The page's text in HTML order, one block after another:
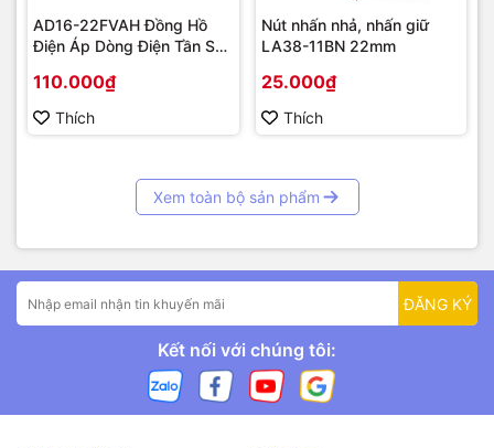
AD16-22FVAH Đồng Hồ
Điện Áp Dòng Điện Tần Số
110.000₫
Thích
Nút nhấn nhả, nhấn giữ
LA38-11BN 22mm
25.000₫
Thích
Xem toàn bộ sản phẩm
ĐĂNG KÝ
Kết nối với chúng tôi: